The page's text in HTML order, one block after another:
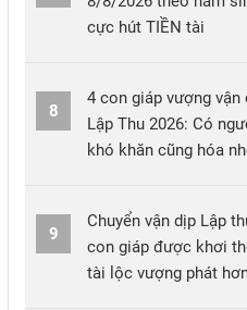
cực hút TIỀN tài
8
4 con giáp vượng vận
Lập Thu 2026: Có
khó khăn cũng hóa
9
Chuyển vận dịp Lập
con giáp được khơi
tài lộc vượng phát